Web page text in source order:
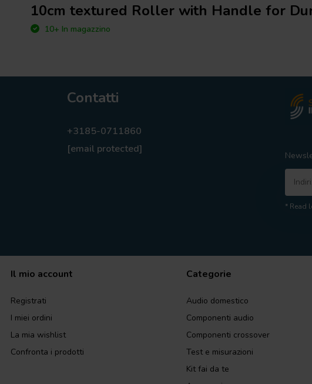
10cm textured Roller with Handle for
10+ In magazzino
Contatti
+3185-0711860
[email protected]
* Read
Il mio account
Registrati
I miei ordini
La mia wishlist
Confronta i prodotti
Categorie
Audio domestico
Componenti audio
Componenti crossover
Test e misurazioni
Kit fai da te